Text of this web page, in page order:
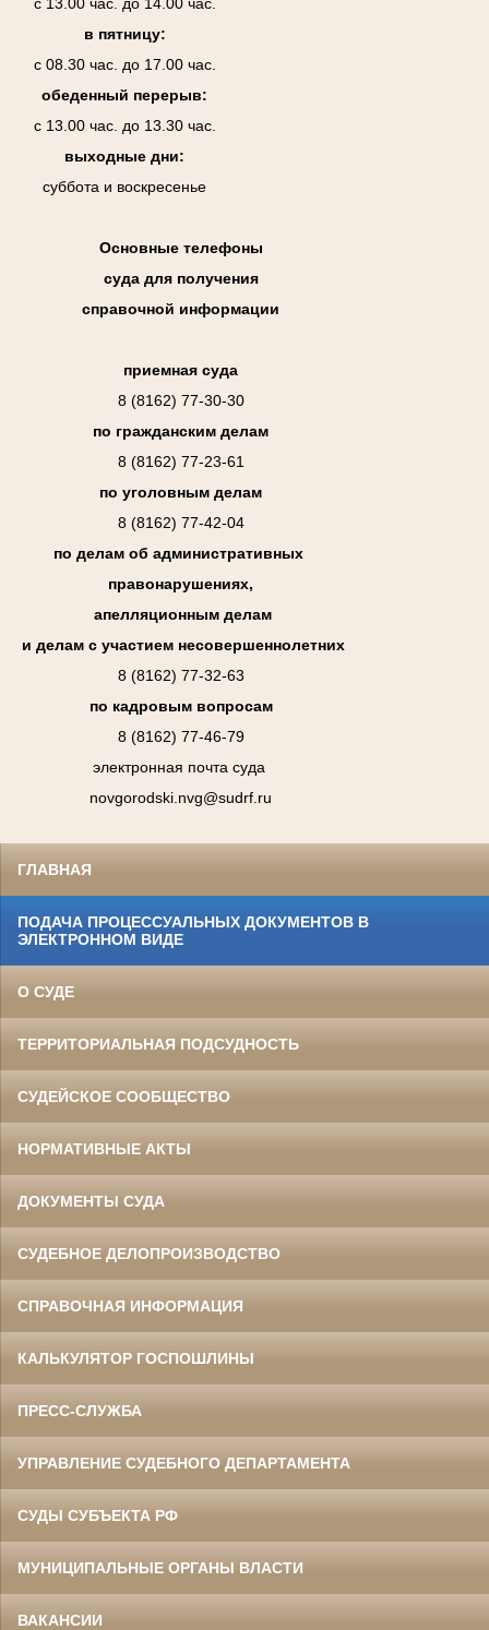
в пятницу:
с 08.30 час. до 17.00 час.
обеденный перерыв:
с 13.00 час. до 13.30 час.
выходные дни:
суббота и воскресенье
Основные телефоны
суда для получения
справочной информации
приемная суда
8 (8162) 77-30-30
по гражданским делам
8 (8162) 77-23-61
по уголовным делам
8 (8162) 77-42-04
по делам об административных
правонарушениях,
апелляционным делам
и делам с участием несовершеннолетних
8 (8162) 77-32-63
по кадровым вопросам
8 (8162) 77-46-79
электронная почта суда
novgorodski.nvg@sudrf.ru
ГЛАВНАЯ
ПОДАЧА ПРОЦЕССУАЛЬНЫХ ДОКУМЕНТОВ В
ЭЛЕКТРОННОМ ВИДЕ
О СУДЕ
ТЕРРИТОРИАЛЬНАЯ ПОДСУДНОСТЬ
СУДЕЙСКОЕ СООБЩЕСТВО
НОРМАТИВНЫЕ АКТЫ
ДОКУМЕНТЫ СУДА
СУДЕБНОЕ ДЕЛОПРОИЗВОДСТВО
СПРАВОЧНАЯ ИНФОРМАЦИЯ
КАЛЬКУЛЯТОР ГОСПОШЛИНЫ
ПРЕСС-СЛУЖБА
УПРАВЛЕНИЕ СУДЕБНОГО ДЕПАРТАМЕНТА
СУДЫ СУБЪЕКТА РФ
МУНИЦИПАЛЬНЫЕ ОРГАНЫ ВЛАСТИ
ВАКАНСИИ